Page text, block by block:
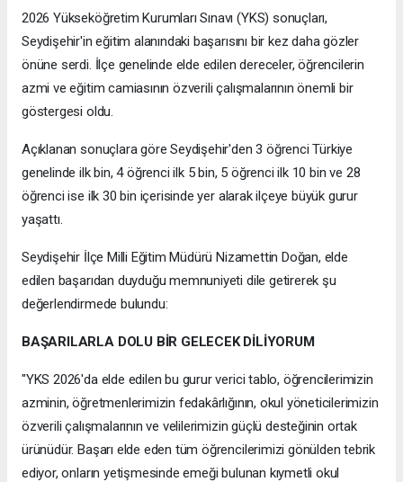
2026 Yükseköğretim Kurumları Sınavı (YKS) sonuçları,
Seydişehir'in eğitim alanındaki başarısını bir kez daha gözler
önüne serdi. İlçe genelinde elde edilen dereceler, öğrencilerin
azmi ve eğitim camiasının özverili çalışmalarının önemli bir
göstergesi oldu.
Açıklanan sonuçlara göre Seydişehir'den 3 öğrenci Türkiye
genelinde ilk bin, 4 öğrenci ilk 5 bin, 5 öğrenci ilk 10 bin ve 28
öğrenci ise ilk 30 bin içerisinde yer alarak ilçeye büyük gurur
yaşattı.
Seydişehir İlçe Milli Eğitim Müdürü Nizamettin Doğan, elde
edilen başarıdan duyduğu memnuniyeti dile getirerek şu
değerlendirmede bulundu:
BAŞARILARLA DOLU BİR GELECEK DİLİYORUM
"YKS 2026'da elde edilen bu gurur verici tablo, öğrencilerimizin
azminin, öğretmenlerimizin fedakârlığının, okul yöneticilerimizin
özverili çalışmalarının ve velilerimizin güçlü desteğinin ortak
ürünüdür. Başarı elde eden tüm öğrencilerimizi gönülden tebrik
ediyor, onların yetişmesinde emeği bulunan kıymetli okul